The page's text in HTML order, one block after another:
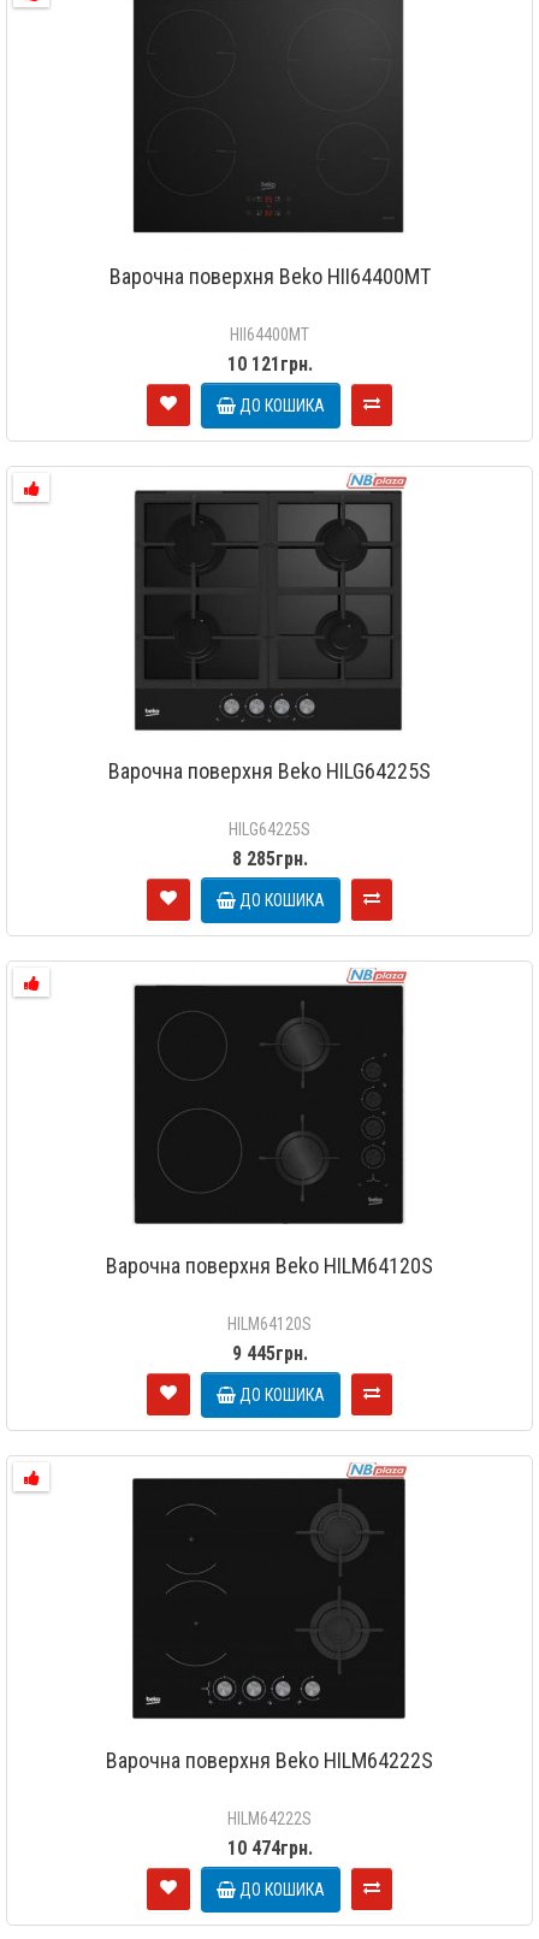
Варочна поверхня Beko HII64400MT
HII64400MT
10 121грн.
ДО КОШИКА
Варочна поверхня Beko HILG64225S
HILG64225S
8 285грн.
ДО КОШИКА
Варочна поверхня Beko HILM64120S
HILM64120S
9 445грн.
ДО КОШИКА
Варочна поверхня Beko HILM64222S
HILM64222S
10 474грн.
ДО КОШИКА